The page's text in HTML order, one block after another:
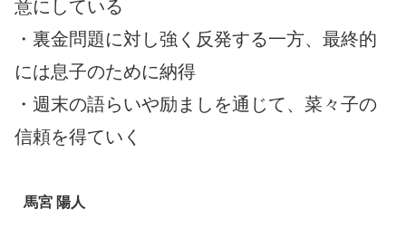
意にしている
・裏金問題に対し強く反発する一方、最終的
には息子のために納得
・週末の語らいや励ましを通じて、菜々子の
信頼を得ていく
馬宮 陽人